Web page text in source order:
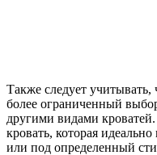
Также следует
более ограниченный
другими видами
кровать, которая
или под определенный